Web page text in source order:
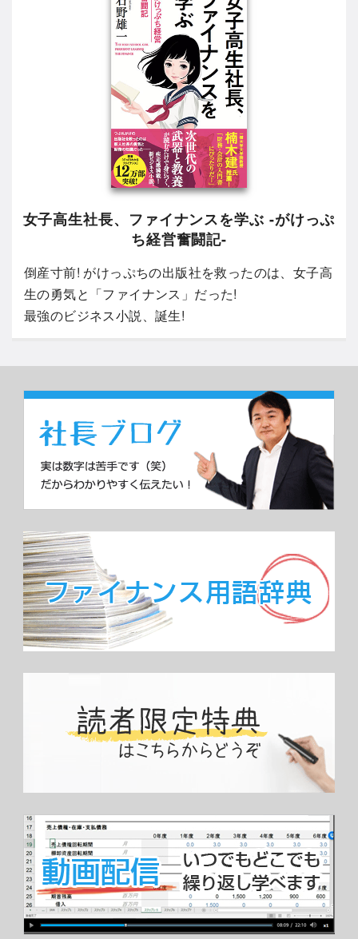
女子高生社長、ファイナンスを学ぶ -がけっぷ
ち経営奮闘記-
倒産寸前! がけっぷちの出版社を救ったのは、女子高
生の勇気と「ファイナンス」だった!
最強のビジネス小説、誕生!